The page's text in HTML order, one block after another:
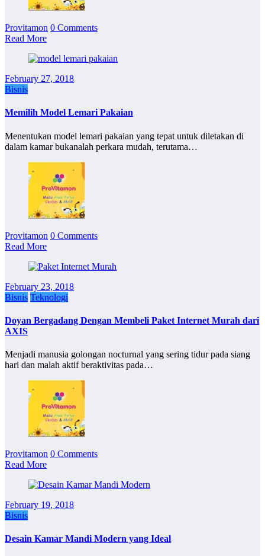
Provitamon 0 Comments
Read More
February 27, 2018
Bisnis
Memilih Model Lemari Pakaian
Menentukan model lemari pakaian yang tepat untuk diletakan di
dalam kamar bukanalah perkara mudah, terutama…
Provitamon 0 Comments
Read More
February 23, 2018
Bisnis Teknologi
Doyan Bergadang Dengan Membeli Paket Internet Murah dari
AXIS
Menjadi manusia golongan nocturnal yang sering tidur pada siang
hari dan malah aktif beraktivitas pada…
Provitamon 0 Comments
Read More
February 19, 2018
Bisnis
Desain Kamar Mandi Modern yang Ideal